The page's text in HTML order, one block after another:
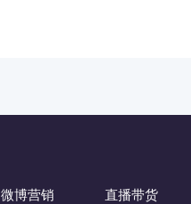
微博营销 直播带货